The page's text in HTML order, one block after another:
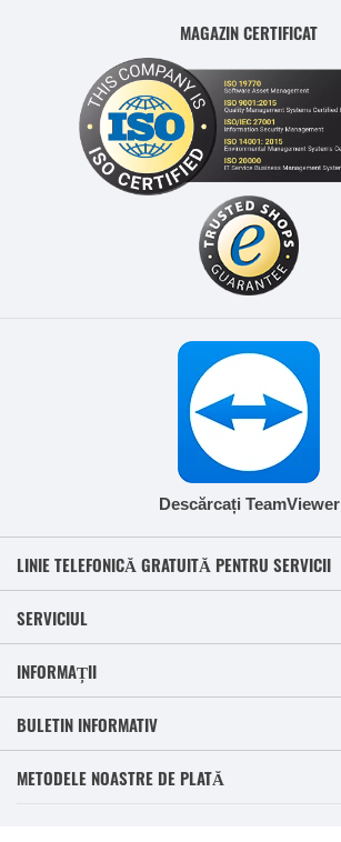
MAGAZIN CERTIFICAT
Descărcați TeamViewer
LINIE TELEFONICĂ GRATUITĂ PENTRU SERVICII
SERVICIUL
INFORMAȚII
BULETIN INFORMATIV
METODELE NOASTRE DE PLATĂ